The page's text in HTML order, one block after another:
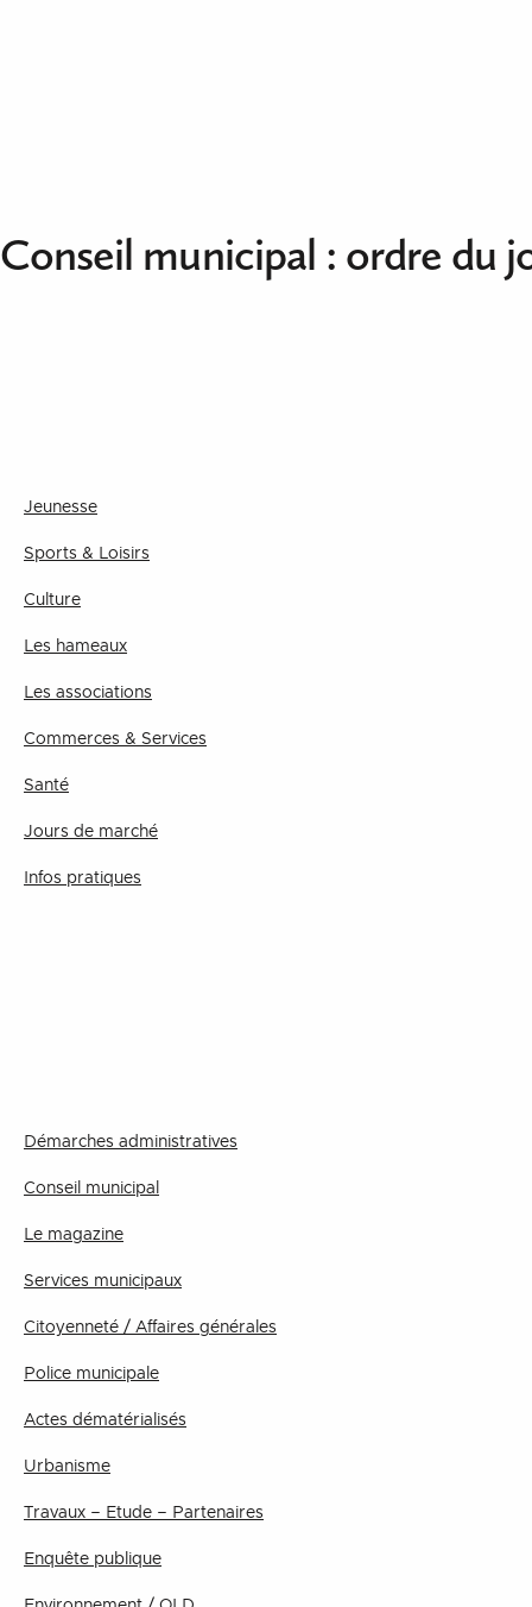
Conseil municipal : ordre du
Jeunesse
Sports & Loisirs
Culture
Les hameaux
Les associations
Commerces & Services
Santé
Jours de marché
Infos pratiques
Démarches administratives
Conseil municipal
Le magazine
Services municipaux
Citoyenneté / Affaires générales
Police municipale
Actes dématérialisés
Urbanisme
Travaux – Etude – Partenaires
Enquête publique